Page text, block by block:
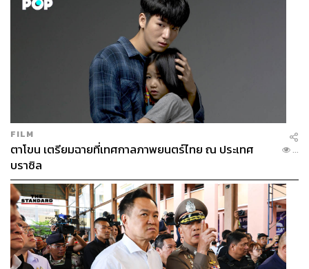
FILM
ตาโขน เตรียมฉายที่เทศกาลภาพยนตร์ไทย ณ ประเทศ
บราซิล
...